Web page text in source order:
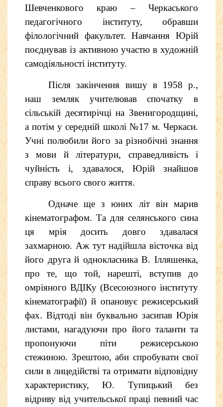
Шевченкового краю – Черкаського
педагогічного інституту, обравши
філологічний факультет. Навчання Юрій
поєднував із активною участю в художній
самодіяльності інституту.
Після закінчення вишу в 1958 р.,
наш земляк учителював спочатку в
сільській десятирічці на Звенигородщині,
а потім у середній школі №17 м. Черкаси.
Учні полюбили його за різнобічні знання
з мови й літератури, справедливість і
чуйність і, здавалося, Юрій знайшов
справу всього свого життя.
Одначе ще з юних літ він марив
кінематографом. Та для селянського сина
ця мрія досить довго здавалася
захмарною. Аж тут надійшла вісточка від
його друга й однокласника В. Ілляшенка,
про те, що той, нарешті, вступив до
омріяного ВДІКу (Всесоюзного інституту
кінематографії) й опановує режисерський
фах. Відтоді він буквально засипав Юрія
листами, нагадуючи про його таланти та
пропонуючи піти режисерською
стежиною. Зрештою, аби спробувати свої
сили в лицедійстві та отримати відповідну
характеристику, Ю. Тупицький без
відриву від учительської праці певний час